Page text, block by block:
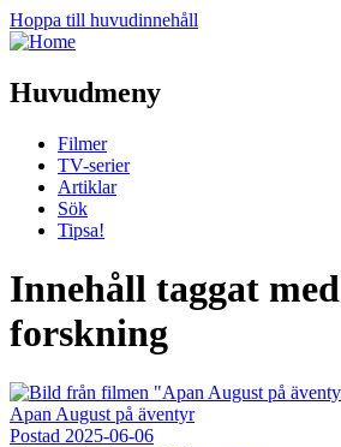
Hoppa till huvudinnehåll
Huvudmeny
Filmer
TV-serier
Artiklar
Sök
Tipsa!
Innehåll taggat med
forskning
Apan August på äventyr
Postad 2025-06-06